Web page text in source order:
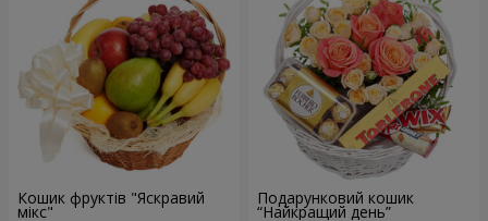
Кошик фруктів "Яскравий
мікс"
Подарунковий кошик
“Найкращий день”